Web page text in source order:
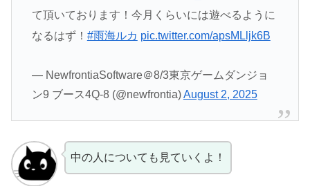
て頂いております！今月くらいには遊べるように
なるはず！ #雨海ルカ pic.twitter.com/apsMLljk6B
— NewfrontiaSoftware＠8/3東京ゲームダンジョ
ン9 ブース4Q-8 (@newfrontia)August 2, 2025
中の人についても見ていくよ！